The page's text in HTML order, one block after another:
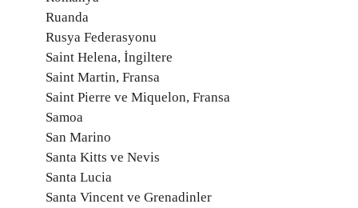
Ruanda
Rusya Federasyonu
Saint Helena, İngiltere
Saint Martin, Fransa
Saint Pierre ve Miquelon, Fransa
Samoa
San Marino
Santa Kitts ve Nevis
Santa Lucia
Santa Vincent ve Grenadinler